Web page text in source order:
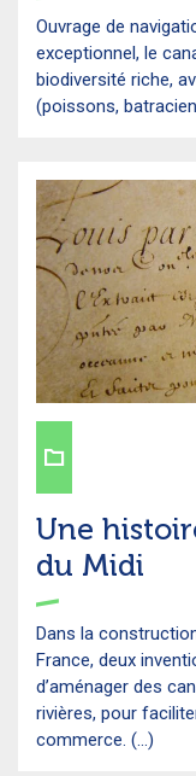
Ouvrage de
exceptionnel, le
biodiversité riche,
(poissons,
Une
du Midi
Dans la
France, deux
d’aménager des
rivières, pour
commerce. (...)